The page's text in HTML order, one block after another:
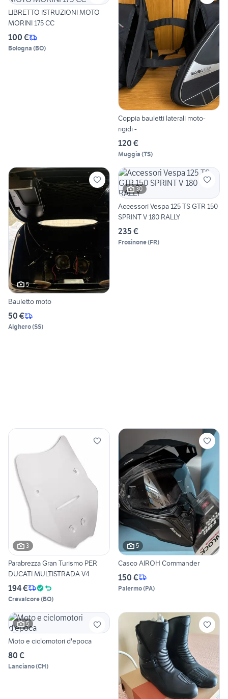
LIBRETTO ISTRUZIONI MOTO
MORINI 175 CC
100 €
Bologna (BO)
Coppia bauletti laterali moto-
rigidi -
120 €
Muggia (TS)
5
Bauletto moto
50 €
Alghero(SS)
30
Accessori Vespa 125 TS GTR 150
SPRINT V 180 RALLY
235 €
Frosinone(FR)
3
Parabrezza Gran Turismo PER
DUCATI MULTISTRADA V4
194 €
Crevalcore(BO)
5
Casco AIROH Commander
150 €
Palermo(PA)
5
Moto e ciclomotori d'epoca
80 €
Lanciano(CH)